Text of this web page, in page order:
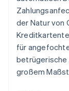
der Natur von
für
betrügerische
großem